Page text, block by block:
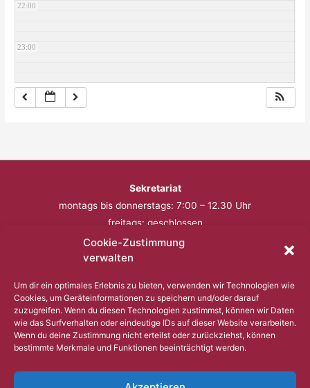
Cookie-Zustimmung
verwalten
Um dir ein optimales Erlebnis zu bieten, verwenden wir Technologien wie
Cookies, um Geräteinformationen zu speichern und/oder darauf
zuzugreifen. Wenn du diesen Technologien zustimmst, können wir Daten
wie das Surfverhalten oder eindeutige IDs auf dieser Website verarbeiten.
Wenn du deine Zustimmung nicht erteilst oder zurückziehst, können
bestimmte Merkmale und Funktionen beeinträchtigt werden.
22:00
23:00
Sekretariat
montags bis donnerstags: 7:00 – 12.30 Uhr
freitags: geschlossen
Telefon: 0201 – 57 17 430
Bitte nutzen Sie außerhalb der Öffnungszeiten den
Anrufbeantworter.